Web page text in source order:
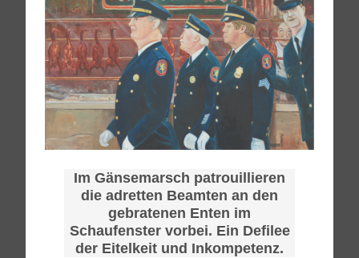
Im Gänsemarsch patrouillieren
die adretten Beamten an den
gebratenen Enten im
Schaufenster vorbei. Ein Defilee
der Eitelkeit und Inkompetenz.